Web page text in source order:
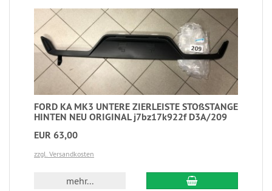
FORD KA MK3 UNTERE ZIERLEISTE STOßSTANGE
HINTEN NEU ORIGINAL j7bz17k922f D3A/209
EUR 63,00
zzgl. Versandkosten
mehr...